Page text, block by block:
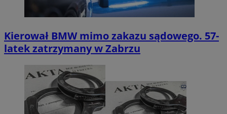
Kierował BMW mimo zakazu sądowego. 57-
latek zatrzymany w Zabrzu